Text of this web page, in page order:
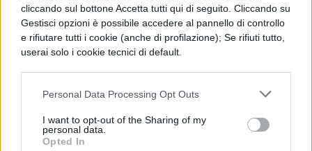
cliccando sul bottone Accetta tutti qui di seguito. Cliccando su
Gestisci opzioni è possibile accedere al pannello di controllo
e rifiutare tutti i cookie (anche di profilazione); Se rifiuti tutto,
userai solo i cookie tecnici di default.
Personal Data Processing Opt Outs
I want to opt-out of the Sharing of my
personal data.
Opted In
TI POTREBBE INTERESSARE
NEWS LIFESTYLE
Francia vieta i social ai
minori di 15 anni dal 1°